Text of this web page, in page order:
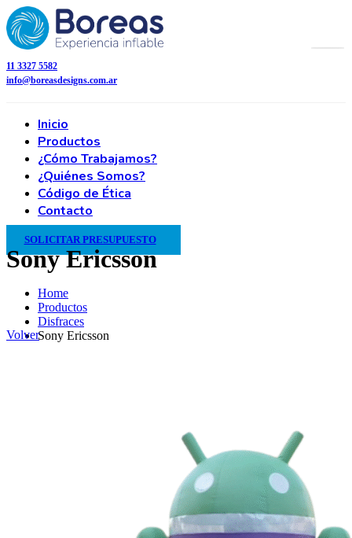
11 3327 5582
info@boreasdesigns.com.ar
Inicio
Productos
¿Cómo Trabajamos?
¿Quiénes Somos?
Código de Ética
Contacto
SOLICITAR PRESUPUESTO
Sony Ericsson
Home
Productos
Disfraces
Sony Ericsson
Volver